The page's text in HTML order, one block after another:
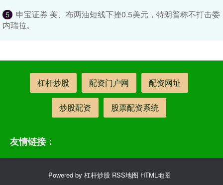
5
申宝证券 美、布两油短线下挫0.5美元，特朗普称不打击委
内瑞拉。
杠杆炒股 配资门户网 配资网址
炒股配资 股票配资系统
友情链接：
Powered by 杠杆炒股 RSS地图 HTML地图